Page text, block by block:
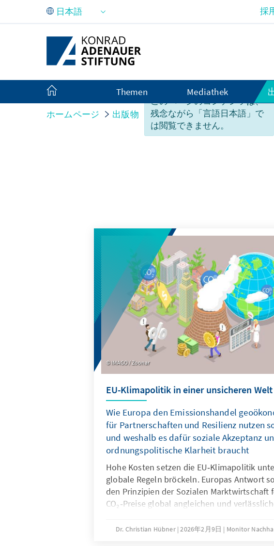
メインコンテンツにスキップ
このページのコンテンツは、
残念ながら「言語日本語」で
は閲覧できません。
採
Themen Mediathek
ホームページ 出版物 Monitor
IMAGO / Zoonar
EU-Klimapolitik in einer unsicheren Welt
Wie Europa den Emissionshandel
für Partnerschaften und Resilienz nutzen
und weshalb es dafür soziale Akzeptanz
ordnungspolitische Klarheit braucht
Hohe Kosten setzen die EU‑Klimapolitik
globale Regeln bröckeln. Europas Antwort
den Prinzipien der Sozialen Marktwirtschaft
CO₂‑Preise global angleichen und
CO₂‑Grenzausgleich (CBAM) als Anreiz für
Dr. Christian Hübner 2026年2月9日 Monitor